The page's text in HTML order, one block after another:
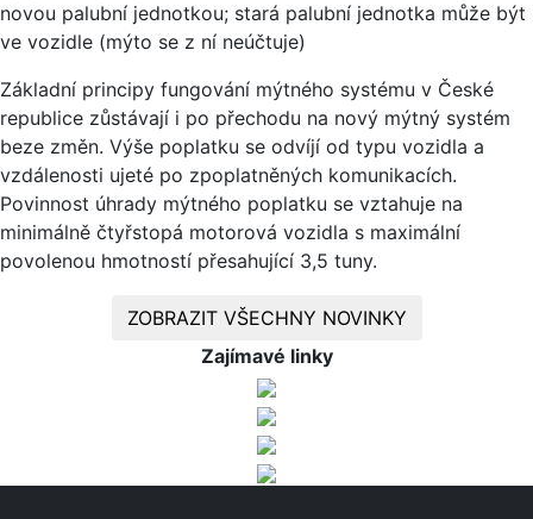
novou palubní jednotkou; stará palubní jednotka může být
ve vozidle (mýto se z ní neúčtuje)
Základní principy fungování mýtného systému v České
republice zůstávají i po přechodu na nový mýtný systém
beze změn. Výše poplatku se odvíjí od typu vozidla a
vzdálenosti ujeté po zpoplatněných komunikacích.
Povinnost úhrady mýtného poplatku se vztahuje na
minimálně čtyřstopá motorová vozidla s maximální
povolenou hmotností přesahující 3,5 tuny.
ZOBRAZIT VŠECHNY NOVINKY
Zajímavé linky